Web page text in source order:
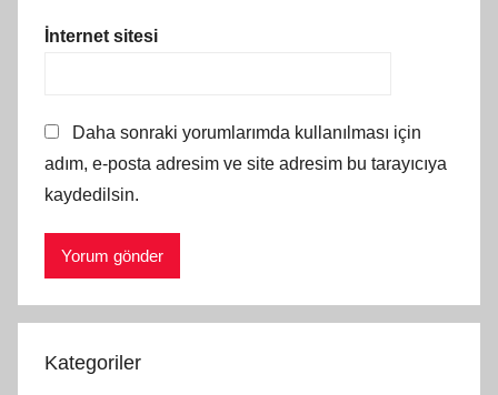
İnternet sitesi
Daha sonraki yorumlarımda kullanılması için
adım, e-posta adresim ve site adresim bu tarayıcıya
kaydedilsin.
Kategoriler